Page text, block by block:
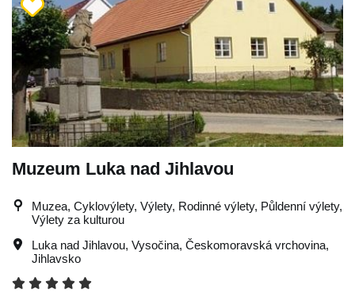
Muzeum Luka nad Jihlavou
Muzea, Cyklovýlety, Výlety, Rodinné výlety, Půldenní výlety,
Výlety za kulturou
Luka nad Jihlavou, Vysočina, Českomoravská vrchovina,
Jihlavsko